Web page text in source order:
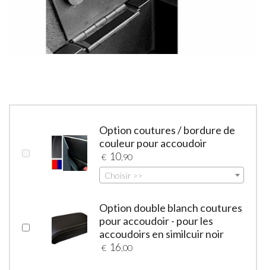
Option coutures / bordure de
couleur pour accoudoir
€ 10 ,90
Choisir >>
Option double blanch coutures
pour accoudoir - pour les
accoudoirs en similcuir noir
€ 16 ,00